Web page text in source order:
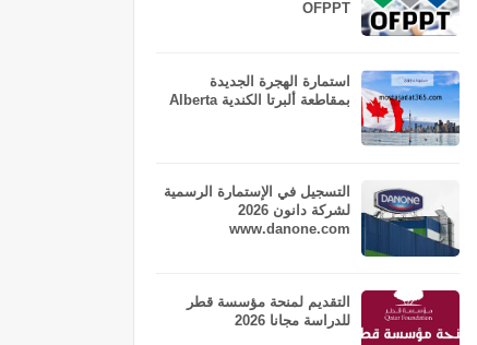
OFPPT
استمارة الهجرة الجديدة
بمقاطعة ألبرتا الكندية Alberta
التسجيل في الإستمارة الرسمية
لشركة دانون 2026
www.danone.com
التقديم لمنحة مؤسسة قطر
للدراسة مجانا 2026